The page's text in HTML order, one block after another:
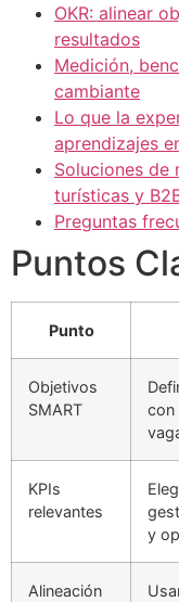
OKR: alinear
resultados
Medición,
cambiante
Lo que la
aprendizajes
Soluciones de
turísticas y
Preguntas
Puntos
Punto
Objetivos
SMART
con
KPIs
relevantes
y
Alineación